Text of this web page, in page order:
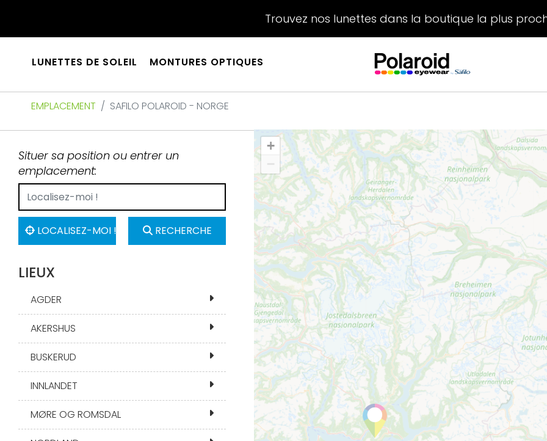
Trouvez nos lunettes dans la boutique la plus
LUNETTES DE SOLEIL MONTURES OPTIQUES
EMPLACEMENT SAFILO POLAROID - NORGE
Situer sa position ou entrer un
emplacement:
LOCALISEZ-MOI ! RECHERCHE
LIEUX
AGDER
AKERSHUS
BUSKERUD
INNLANDET
MØRE OG ROMSDAL
+